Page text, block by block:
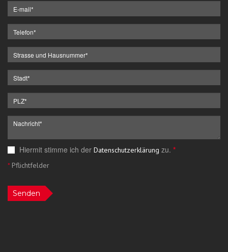
Hiermit stimme ich der Datenschutzerklärung zu. *
*Pflichtfelder
Senden